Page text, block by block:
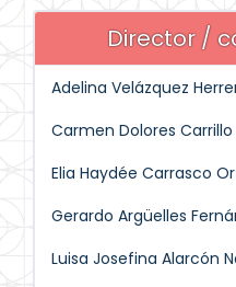
Director /
Adelina Velázquez
Carmen Dolores Carrillo
Elia Haydée Carrasco
Gerardo Argüelles
Luisa Josefina Alarcón